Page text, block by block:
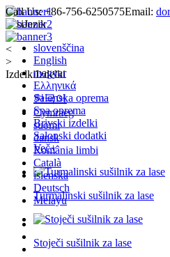
Call Us: +86-756-6250575Email:
Jezik
slovenščina
English
magyar
Ελληνικά
한국어
Cymraeg
suomi
dansk
România limbi
Català
íslenska
Deutsch
Melayu
<
>
IzdelkiIzdelki
Salonska oprema
Spa oprema
Brivski izdelki
Salonski dodatki
Več+
Turmalinski sušilnik za lase
Stoječi sušilnik za lase